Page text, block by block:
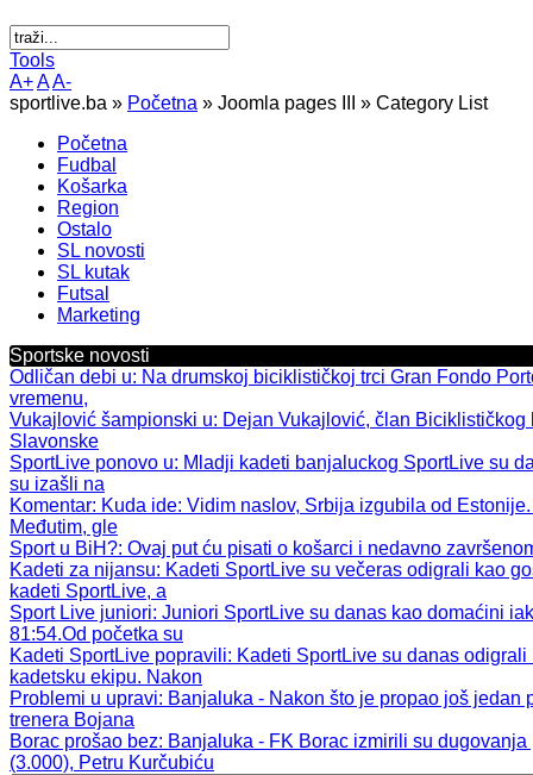
Tools
A+AA-
sportlive.ba » Početna » Joomla pages III » Category List
Početna
Fudbal
Košarka
Region
Ostalo
SL novosti
SL kutak
Futsal
Marketing
Sportske novosti
Odličan debi u: Na drumskoj biciklističkoj trci Gran Fondo
vremenu,
Vukajlović šampionski u: Dejan Vukajlović, član
Slavonske
SportLive ponovo u: Mladji kadeti banjaluckog SportLive su
su izašli na
Komentar: Kuda ide: Vidim naslov, Srbija izgubila od
Međutim, gle
Sport u BiH?: Ovaj put ću pisati o košarci i nedavno
Kadeti za nijansu: Kadeti SportLive su večeras odigrali kao
kadeti SportLive, a
Sport Live juniori: Juniori SportLive su danas kao domaćini
81:54.Od početka su
Kadeti SportLive popravili: Kadeti SportLive su danas
kadetsku ekipu. Nakon
Problemi u upravi: Banjaluka - Nakon što je propao još
trenera Bojana
Borac prošao bez: Banjaluka - FK Borac izmirili su
(3.000), Petru Kurčubiću